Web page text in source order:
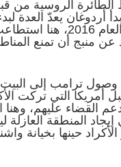
أردوغان يعدّ العدة
ديسمبر من العام
عن منبج أن تمنع
ترامب إلى البيت
أمريكا التي تركت
القضاء عليهم،
المنطقة العازلة
الأكراد حينها